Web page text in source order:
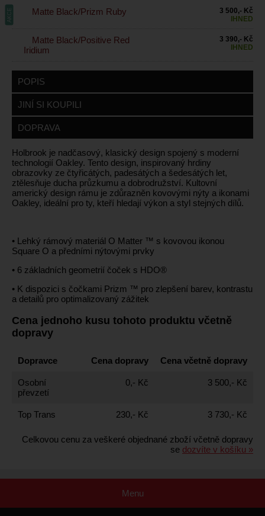
AKCE Matte Black/Prizm Ruby
3 500,- Kč
IHNED
Matte Black/Positive Red
Iridium
3 390,- Kč
IHNED
POPIS
JINÍ SI KOUPILI
DOPRAVA
Holbrook je nadčasový, klasický design spojený s moderní
technologií Oakley. Tento design, inspirovaný hrdiny
obrazovky ze čtyřicátých, padesátých a šedesátých let,
ztělesňuje ducha průzkumu a dobrodružství. Kultovní
americký design rámu je zdůrazněn kovovými nýty a ikonami
Oakley, ideální pro ty, kteří hledají výkon a styl stejných dílů.
• Lehký rámový materiál O Matter ™ s kovovou ikonou
Square O a předními nýtovými prvky
• 6 základních geometrií čoček s HDO®
• K dispozici s čočkami Prizm ™ pro zlepšení barev, kontrastu
a detailů pro optimalizovaný zážitek
Cena jednoho kusu tohoto produktu včetně
dopravy
Dopravce Cena dopravy Cena včetně dopravy
Osobní
převzetí
0,- Kč 3 500,- Kč
Top Trans 230,- Kč 3 730,- Kč
Celkovou cenu za veškeré objednané zboží včetně dopravy
se dozvíte v košíku »
Menu